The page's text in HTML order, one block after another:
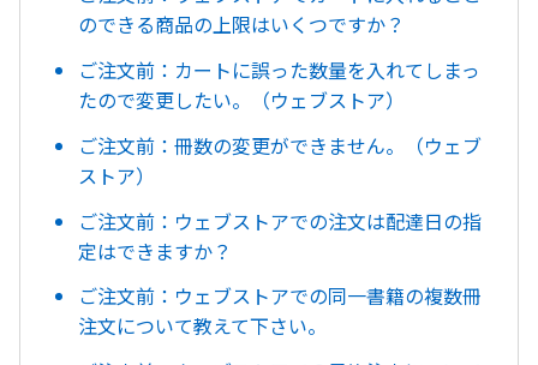
のできる商品の上限はいくつですか？
ご注文前：カートに誤った数量を入れてしまっ
たので変更したい。（ウェブストア）
ご注文前：冊数の変更ができません。（ウェブ
ストア）
ご注文前：ウェブストアでの注文は配達日の指
定はできますか？
ご注文前：ウェブストアでの同一書籍の複数冊
注文について教えて下さい。